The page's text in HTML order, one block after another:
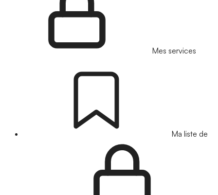
Mes services
Ma liste de